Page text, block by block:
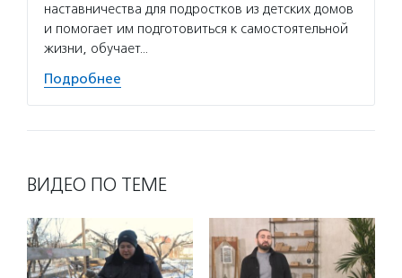
наставничества для подростков из детских домов
и помогает им подготовиться к самостоятельной
жизни, обучает…
Подробнее
ВИДЕО ПО ТЕМЕ